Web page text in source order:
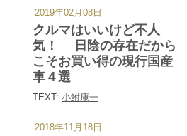
クルマはいいけど不人
気！ 日陰の存在だから
こそお買い得の現行国産
車４選
TEXT: 小鮒康一
2019年02月08日
2018年11月18日